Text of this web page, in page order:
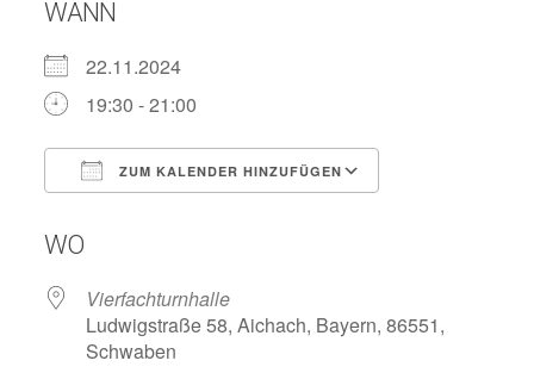
WANN
22.11.2024
19:30 - 21:00
ZUM KALENDER HINZUFÜGEN
WO
Vierfachturnhalle
Ludwigstraße 58, Aichach, Bayern, 86551,
Schwaben